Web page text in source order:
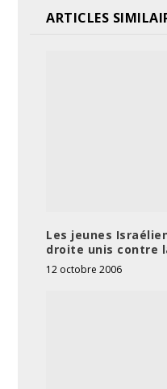
ARTICLES
Les jeunes
droite unis contre
12 octobre 2006